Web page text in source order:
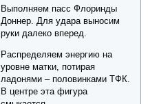
Выполняем пасс Флоринды
Доннер. Для удара выносим
руки далеко вперед.
Распределяем энергию на
уровне матки, потирая
ладонями – половинками ТФК.
В центре эта фигура